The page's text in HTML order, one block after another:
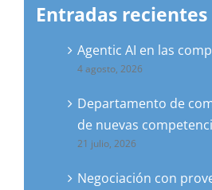
Entradas recientes
Agentic AI en las
4 agosto, 2026
Departamento de
de nuevas
21 julio, 2026
Negociación con